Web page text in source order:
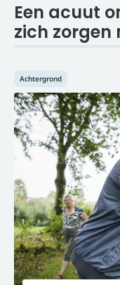
Een acuut
zich
Achtergrond